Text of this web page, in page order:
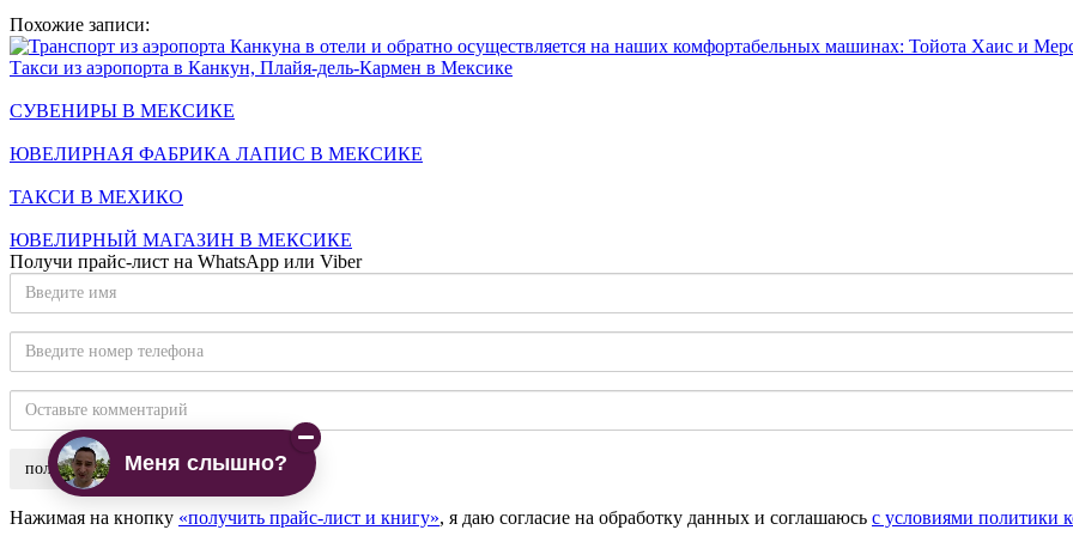
Похожие записи:
Такси из аэропорта в Канкун, Плайя-дель-Кармен в Мексике
СУВЕНИРЫ В МЕКСИКЕ
ЮВЕЛИРНАЯ ФАБРИКА ЛАПИС В МЕКСИКЕ
ТАКСИ В МЕХИКО
ЮВЕЛИРНЫЙ МАГАЗИН В МЕКСИКЕ
Получи прайс-лист на WhatsApp или Viber
Введите
имя
Введите
номер
Оставьте
комментарий
Нажимая на кнопку «получить прайс-лист и книгу», я даю согласие на обработку данных и соглашаюсь с условиями политики
Меня слышно?